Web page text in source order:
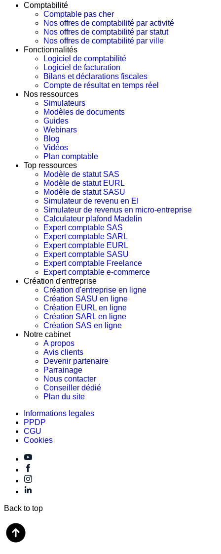
Comptabilité
Comptable pas cher
Nos offres de comptabilité par activité
Nos offres de comptabilité par statut
Nos offres de comptabilité par ville
Fonctionnalités
Logiciel de comptabilité
Logiciel de facturation
Bilans et déclarations fiscales
Compte de résultat en temps réel
Nos ressources
Simulateurs
Modèles de documents
Guides
Webinars
Blog
Vidéos
Plan comptable
Top ressources
Modèle de statut SAS
Modèle de statut EURL
Modèle de statut SASU
Simulateur de revenu en EI
Simulateur de revenus en micro-entreprise
Calculateur plafond Madelin
Expert comptable SAS
Expert comptable SARL
Expert comptable EURL
Expert comptable SASU
Expert comptable Freelance
Expert comptable e-commerce
Création d'entreprise
Création d'entreprise en ligne
Création SASU en ligne
Création EURL en ligne
Création SARL en ligne
Création SAS en ligne
Notre cabinet
A propos
Avis clients
Devenir partenaire
Parrainage
Nous contacter
Conseiller dédié
Plan du site
Informations legales
PPDP
CGU
Cookies
Back to top